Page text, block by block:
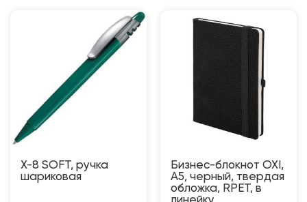
Х-8 SOFT, ручка
шариковая
Бизнес-блокнот OXI,
A5, черный, твердая
обложка, RPET, в